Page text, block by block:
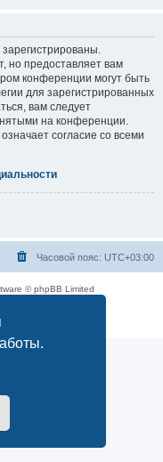
но предоставляет вам
конференции могут быть
для зарегистрированных
вам следует
на конференции.
согласие со всеми
Часовой пояс: UTC+03:00
© phpBB Limited